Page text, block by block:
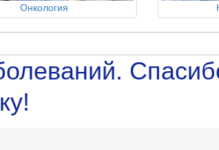
Онкология